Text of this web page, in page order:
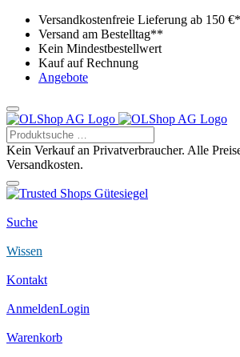
Versandkostenfreie Lieferung ab 150 €*
Versand am Bestelltag**
Kein Mindestbestellwert
Kauf auf Rechnung
Angebote
Kein Verkauf an Privatverbraucher. Alle
Versandkosten.
Suche
Wissen
Kontakt
AnmeldenLogin
Warenkorb